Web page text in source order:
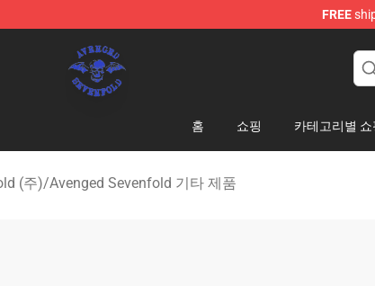
FREE
- Official Avenged Sevenfold Merchandise Store
홈 쇼핑 카테고리별 쇼
(주)/Avenged Sevenfold 기타 제품